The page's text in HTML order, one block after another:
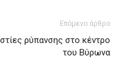
Επόμενο άρθρο
ρύπανσης στο κέντρο
του Βύρωνα